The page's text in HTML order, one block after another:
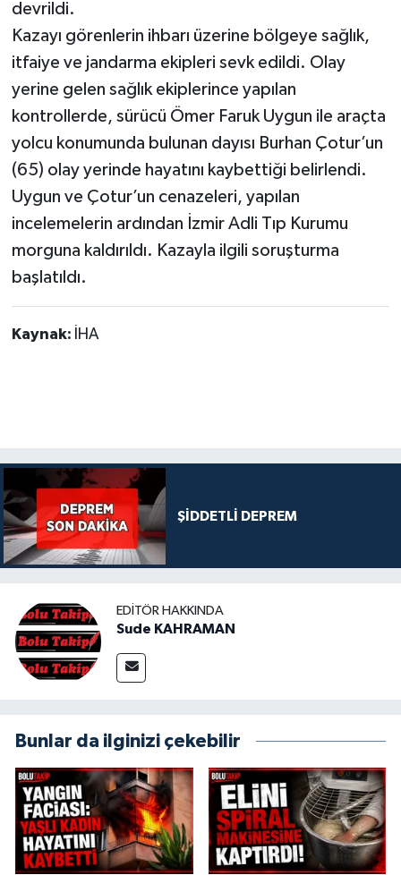
devrildi.
Kazayı görenlerin ihbarı üzerine bölgeye sağlık,
itfaiye ve jandarma ekipleri sevk edildi. Olay
yerine gelen sağlık ekiplerince yapılan
kontrollerde, sürücü Ömer Faruk Uygun ile araçta
yolcu konumunda bulunan dayısı Burhan Çotur’un
(65) olay yerinde hayatını kaybettiği belirlendi.
Uygun ve Çotur’un cenazeleri, yapılan
incelemelerin ardından İzmir Adli Tıp Kurumu
morguna kaldırıldı. Kazayla ilgili soruşturma
başlatıldı.
Kaynak: İHA
ŞİDDETLİ DEPREM
EDITÖR HAKKINDA
Sude KAHRAMAN
Bunlar da ilginizi çekebilir